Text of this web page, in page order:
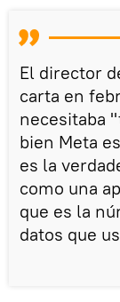
El director
carta en
necesitaba
bien Meta
es la
como una
que es la
datos que